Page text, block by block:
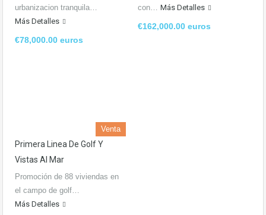
urbanizacion tranquila…
Más Detalles
€78,000.00 euros
con… Más Detalles
€162,000.00 euros
Venta
Primera Linea De Golf Y
Vistas Al Mar
Promoción de 88 viviendas en
el campo de golf…
Más Detalles